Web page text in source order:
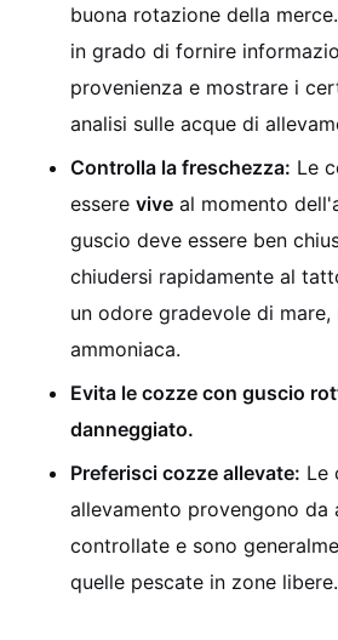
buona rotazione della
in grado di fornire
provenienza e mostrare i
analisi sulle acque di
Controlla la freschezza: Le
essere vive al momento
guscio deve essere ben
chiudersi rapidamente al
un odore gradevole di mare,
ammoniaca.
Evita le cozze con guscio
danneggiato.
Preferisci cozze allevate: Le
allevamento provengono da
controllate e sono
quelle pescate in zone libere.